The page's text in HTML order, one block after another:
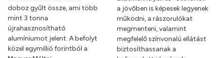
doboz gyűlt össze, ami több
mint 3 tonna
újrahasznosítható
alumíniumot jelent. A befolyt
közel egymillió forintból a
a jövőben is képesek legyenek
működni, a rászorulókat
megmenteni, valamint
megfelelő színvonalú ellátást
biztosíthassanak a